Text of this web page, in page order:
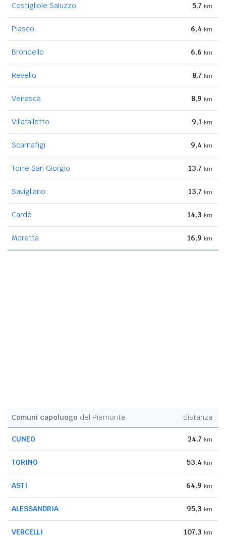
Costigliole Saluzzo 5,7 km
Piasco 6,4 km
Brondello 6,6 km
Revello 8,7 km
Venasca 8,9 km
Villafalletto 9,1 km
Scarnafigi 9,4 km
Torre San Giorgio 13,7 km
Savigliano 13,7 km
Cardè 14,3 km
Moretta 16,9 km
Comuni capoluogo del Piemonte distanza
CUNEO 24,7 km
TORINO 53,4 km
ASTI 64,9 km
ALESSANDRIA 95,3 km
VERCELLI 107,3 km